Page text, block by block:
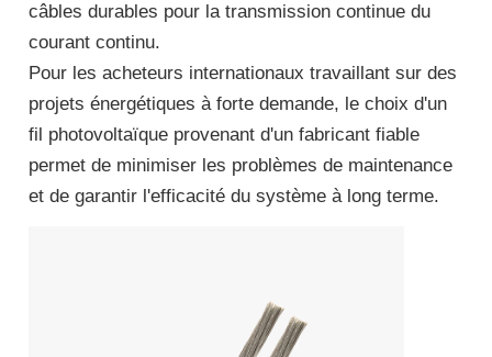
câbles durables pour la transmission continue du
courant continu.
Pour les acheteurs internationaux travaillant sur des
projets énergétiques à forte demande, le choix d'un
fil photovoltaïque provenant d'un fabricant fiable
permet de minimiser les problèmes de maintenance
et de garantir l'efficacité du système à long terme.